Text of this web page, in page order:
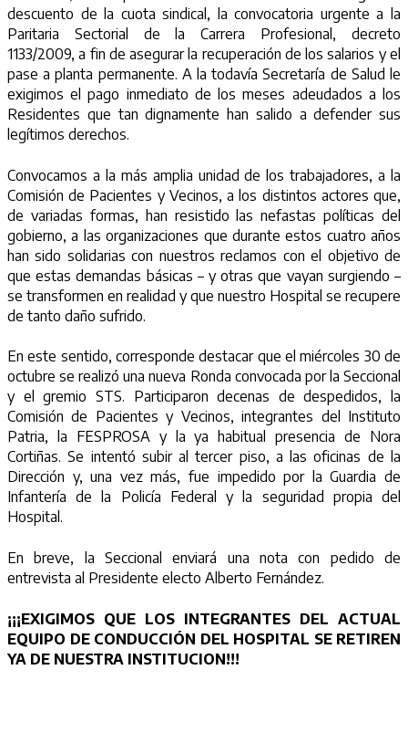
descuento de la cuota sindical, la convocatoria urgente a la
Paritaria Sectorial de la Carrera Profesional, decreto
1133/2009, a fin de asegurar la recuperación de los salarios y el
pase a planta permanente. A la todavía Secretaría de Salud le
exigimos el pago inmediato de los meses adeudados a los
Residentes que tan dignamente han salido a defender sus
legítimos derechos.
Convocamos a la más amplia unidad de los trabajadores, a la
Comisión de Pacientes y Vecinos, a los distintos actores que,
de variadas formas, han resistido las nefastas políticas del
gobierno, a las organizaciones que durante estos cuatro años
han sido solidarias con nuestros reclamos con el objetivo de
que estas demandas básicas – y otras que vayan surgiendo –
se transformen en realidad y que nuestro Hospital se recupere
de tanto daño sufrido.
En este sentido, corresponde destacar que el miércoles 30 de
octubre se realizó una nueva Ronda convocada por la Seccional
y el gremio STS. Participaron decenas de despedidos, la
Comisión de Pacientes y Vecinos, integrantes del Instituto
Patria, la FESPROSA y la ya habitual presencia de Nora
Cortiñas. Se intentó subir al tercer piso, a las oficinas de la
Dirección y, una vez más, fue impedido por la Guardia de
Infantería de la Policía Federal y la seguridad propia del
Hospital.
En breve, la Seccional enviará una nota con pedido de
entrevista al Presidente electo Alberto Fernández.
¡¡¡EXIGIMOS QUE LOS INTEGRANTES DEL ACTUAL
EQUIPO DE CONDUCCIÓN DEL HOSPITAL SE RETIREN
YA DE NUESTRA INSTITUCION!!!